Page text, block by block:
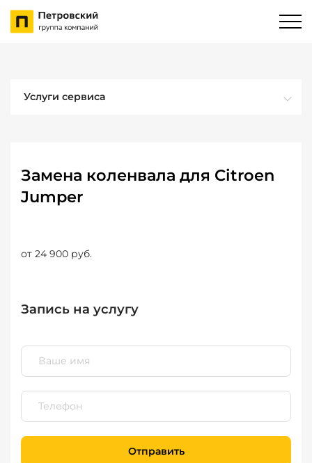
Услуги сервиса
Замена коленвала для Citroen
Jumper
от 24 900 руб.
Запись на услугу
Отправить